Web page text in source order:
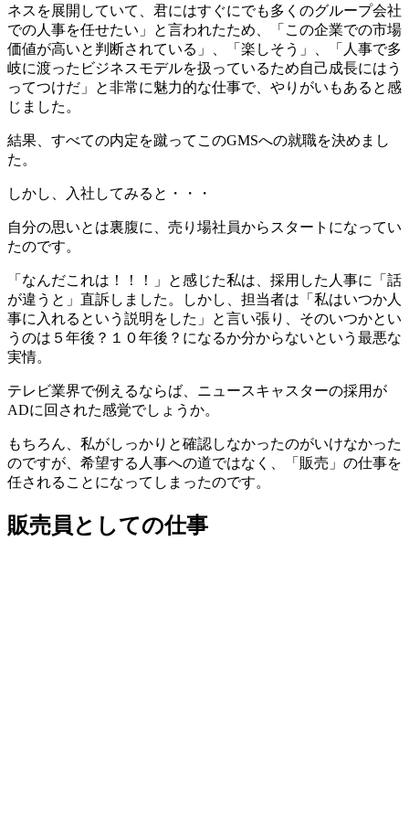
ネスを展開していて、君にはすぐにでも多くのグループ会社
での人事を任せたい」と言われたため、「この企業での市場
価値が高いと判断されている」、「楽しそう」、「人事で多
岐に渡ったビジネスモデルを扱っているため自己成長にはう
ってつけだ」と非常に魅力的な仕事で、やりがいもあると感
じました。
結果、 すべての内定を蹴ってこのGMSへの就職を決めまし
た。
しかし、入社してみると・・・
自分の思いとは裏腹に、売り場社員からスタートになってい
たのです。
「なんだこれは！！！」と感じた私は、採用した人事に「話
が違うと」直訴しました。しかし、担当者は「私はいつか人
事に入れるという説明をした」と言い張り、そのいつかとい
うのは５年後？１０年後？になるか分からないという最悪な
実情。
テレビ業界で例えるならば、ニュースキャスターの採用が
ADに回された感覚でしょうか。
もちろん、私がしっかりと確認しなかったのがいけなかった
のですが、希望する人事への道ではなく、「販売」の仕事を
任されることになってしまったのです。
販売員としての仕事